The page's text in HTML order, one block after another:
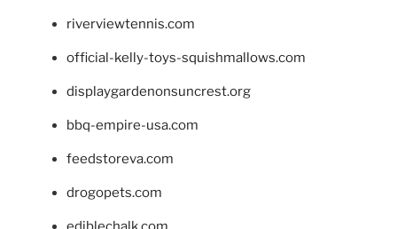
riverviewtennis.com
official-kelly-toys-squishmallows.com
displaygardenonsuncrest.org
bbq-empire-usa.com
feedstoreva.com
drogopets.com